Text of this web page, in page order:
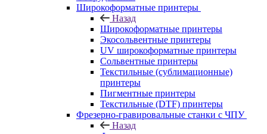
Широкоформатные принтеры
Назад
Широкоформатные принтеры
Экосольвентные принтеры
UV широкоформатные принтеры
Сольвентные принтеры
Текстильные (сублимационные)
принтеры
Пигментные принтеры
Текстильные (DTF) принтеры
Фрезерно-гравировальные станки с ЧПУ
Назад